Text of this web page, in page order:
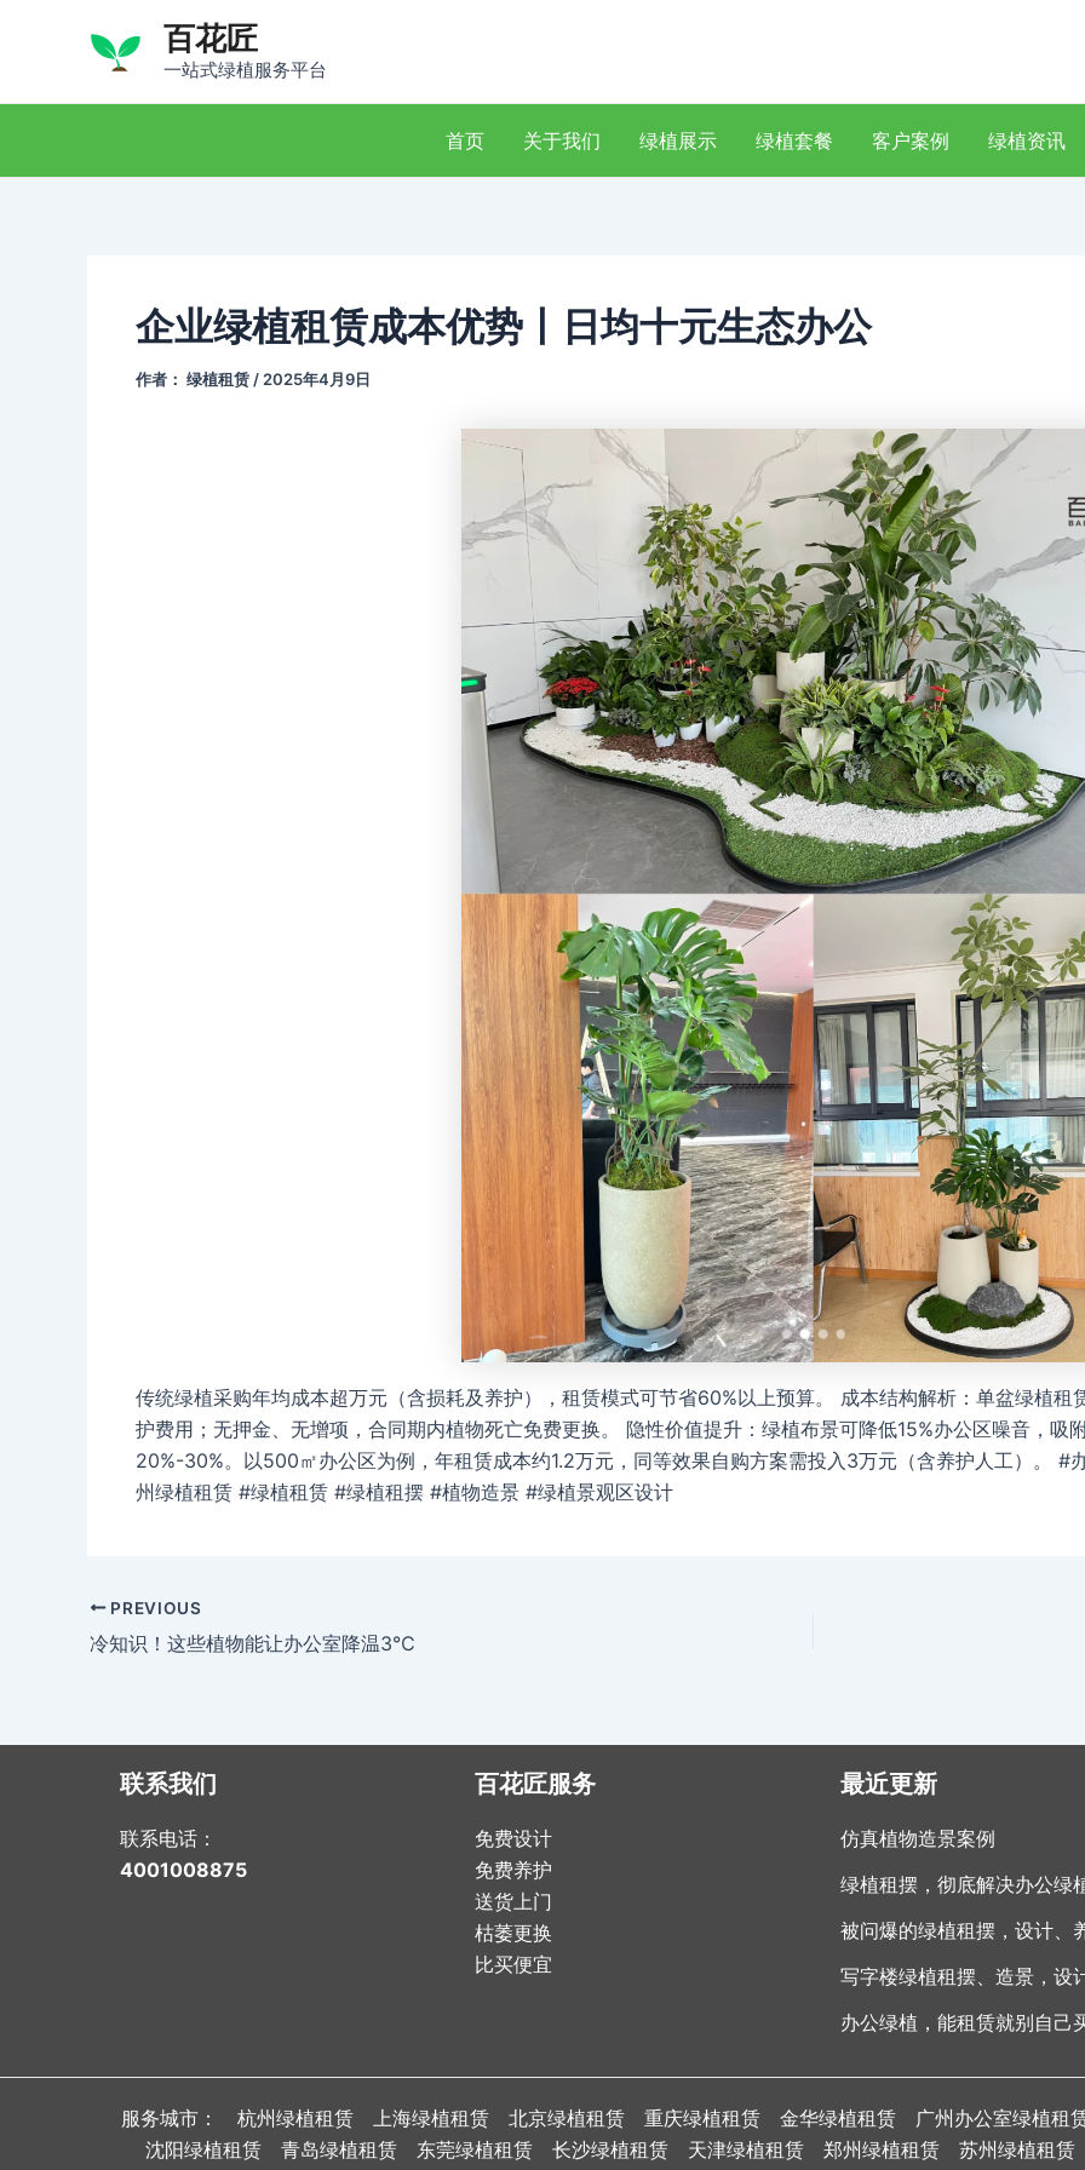
容
百花匠
一站式绿植服务平台
首页 关于我们 绿植展示 绿植套餐 客户案例 绿植资讯
企业绿植租赁成本优势丨日均十元生态办公
作者： 绿植租赁 / 2025年4月9日
传统绿植采购年均成本超万元（含损耗及养护），租赁模式可节省60%以上预算。 成本结构解析：单盆绿植
护费用；无押金、无增项，合同期内植物死亡免费更换。 隐性价值提升：绿植布景可降低15%办公区噪音，吸
20%-30%。以500㎡办公区为例，年租赁成本约1.2万元，同等效果自购方案需投入3万元（含养护人工）。
州绿植租赁 #绿植租赁 #绿植租摆 #植物造景 #绿植景观区设计
Post
navigation
PREVIOUS
冷知识！这些植物能让办公室降温3℃
联系我们
联系电话：
4001008875
百花匠服务
免费设计
免费养护
送货上门
枯萎更换
比买便宜
最近更新
仿真植物造景案例
绿植租摆，彻底解决办公绿
办公绿植，能租赁就别自己
服务城市： 杭州绿植租赁 上海绿植租赁 北京绿植租赁 重庆绿植租赁 金华绿植租赁
广州办公室绿植租
沈阳绿植租赁
青岛绿植租赁 东莞绿植租赁 长沙绿植租赁 天津绿植租赁 郑州绿植租赁
苏州绿植租赁